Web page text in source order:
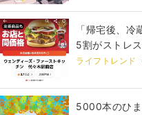
「帰宅後、
5割がストレ
ライフトレンド
5000本のひま